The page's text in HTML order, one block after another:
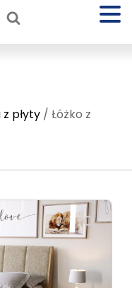
z płyty / Łóżko z